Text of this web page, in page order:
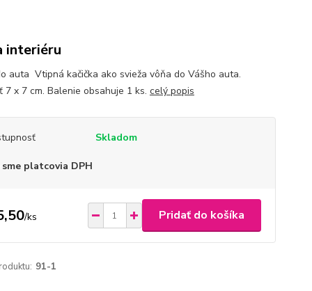
interiéru
auta Vtipná kačička ako svieža vôňa do Vášho auta.
7 x 7 cm. Balenie obsahuje 1 ks. celý popis
Skladom
sme platcovia DPH
/ks Pridať do košíka
91-1